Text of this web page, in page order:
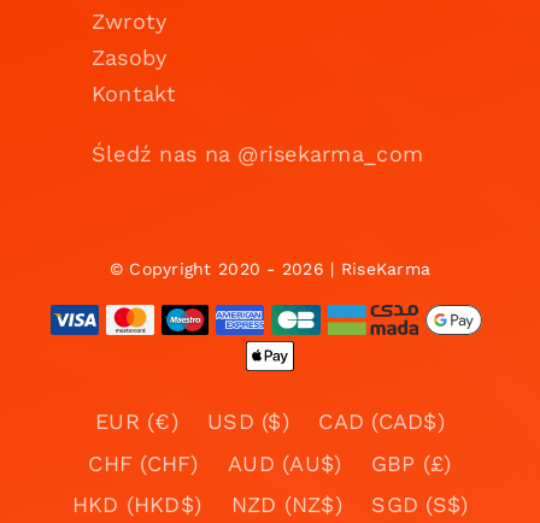
Zwroty
Zasoby
Kontakt
Śledź nas na @risekarma_com
© Copyright 2020 - 2026 | RiseKarma
EUR (€) USD ($)
CAD (CAD$)
CHF (CHF)
AUD (AU$)
GBP (£)
HKD (HKD$)
NZD (NZ$)
SGD (S$)